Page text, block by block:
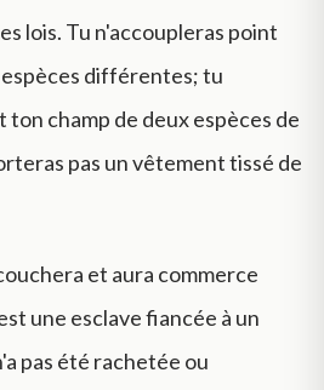
lois. Tu n'accoupleras point
différentes; tu
ton champ de deux espèces de
pas un vêtement tissé de
et aura commerce
une esclave fiancée à un
pas été rachetée ou